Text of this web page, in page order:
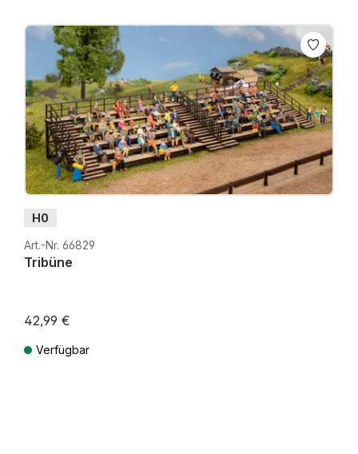
H0
Art.-Nr. 66829
Tribüne
42,99 €
Verfügbar